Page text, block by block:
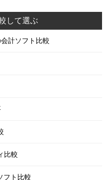
して選ぶ
計ソフト比較
比較
フト比較